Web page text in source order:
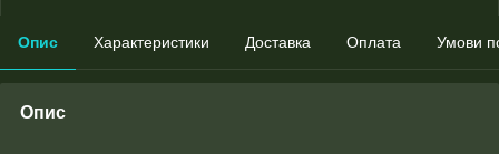
Опис Характеристики Доставка Оплата Умови
Опис